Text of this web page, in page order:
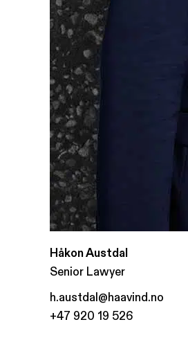
Håkon Austdal
Senior Lawyer
h.austdal@haavind.no
+47 920 19 526